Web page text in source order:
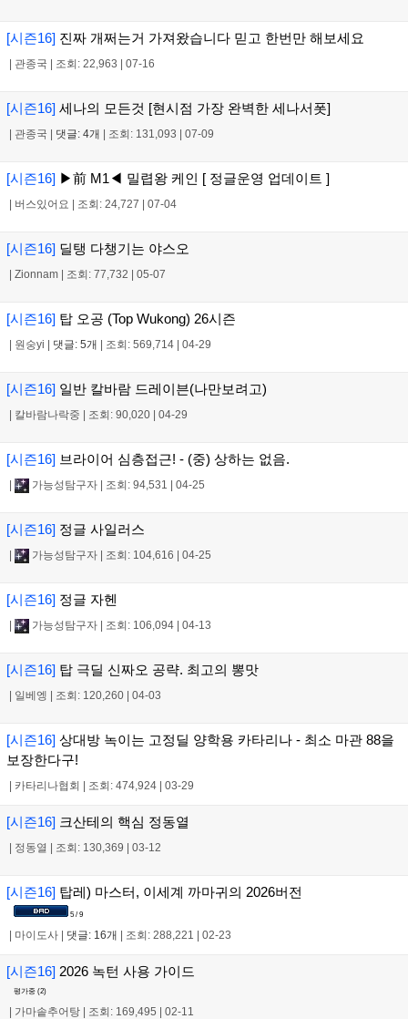
[시즌16] 진짜 개쩌는거 가져왔습니다 믿고 한번만 해보세요
관종국 조회: 22,963 07-16
[시즌16] 세나의 모든것 [현시점 가장 완벽한 세나서폿]
관종국 댓글: 4개 조회: 131,093 07-09
[시즌16] ▶前 M1◀ 밀렵왕 케인 [ 정글운영 업데이트 ]
버스있어요 조회: 24,727 07-04
[시즌16] 딜탱 다챙기는 야스오
Zionnam 조회: 77,732 05-07
[시즌16] 탑 오공 (Top Wukong) 26시즌
원숭yi 댓글: 5개 조회: 569,714 04-29
[시즌16] 일반 칼바람 드레이븐(나만보려고)
칼바람나락중 조회: 90,020 04-29
[시즌16] 브라이어 심층접근! - (중) 상하는 없음.
가능성탐구자 조회: 94,531 04-25
[시즌16] 정글 사일러스
가능성탐구자 조회: 104,616 04-25
[시즌16] 정글 자헨
가능성탐구자 조회: 106,094 04-13
[시즌16] 탑 극딜 신짜오 공략. 최고의 뽕맛
일베엥 조회: 120,260 04-03
[시즌16] 상대방 녹이는 고정딜 양학용 카타리나 - 최소 마관 88을
보장한다구!
카타리나협회 조회: 474,924 03-29
[시즌16] 크산테의 핵심 정동열
정동열 조회: 130,369 03-12
[시즌16] 탑레) 마스터, 이세계 까마귀의 2026버전
5 / 9
마이도사 댓글: 16개 조회: 288,221 02-23
[시즌16] 2026 녹턴 사용 가이드
평가중 (2)
| 가마솥추어탕 | 조회: 169,495 | 02-11